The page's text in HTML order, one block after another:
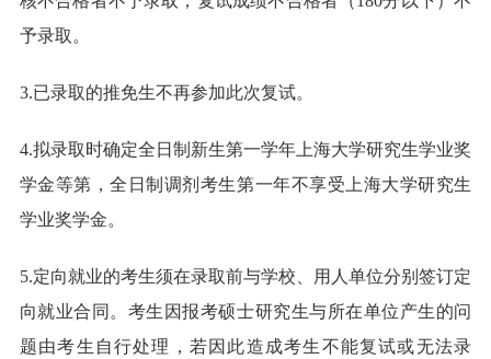
予录取。
3.已录取的推免生不再参加此次复试。
4.拟录取时确定全日制新生第一学年上海大学研究生学业奖
学金等第，全日制调剂考生第一年不享受上海大学研究生
学业奖学金。
5.定向就业的考生须在录取前与学校、用人单位分别签订定
向就业合同。考生因报考硕士研究生与所在单位产生的问
题由考生自行处理，若因此造成考生不能复试或无法录